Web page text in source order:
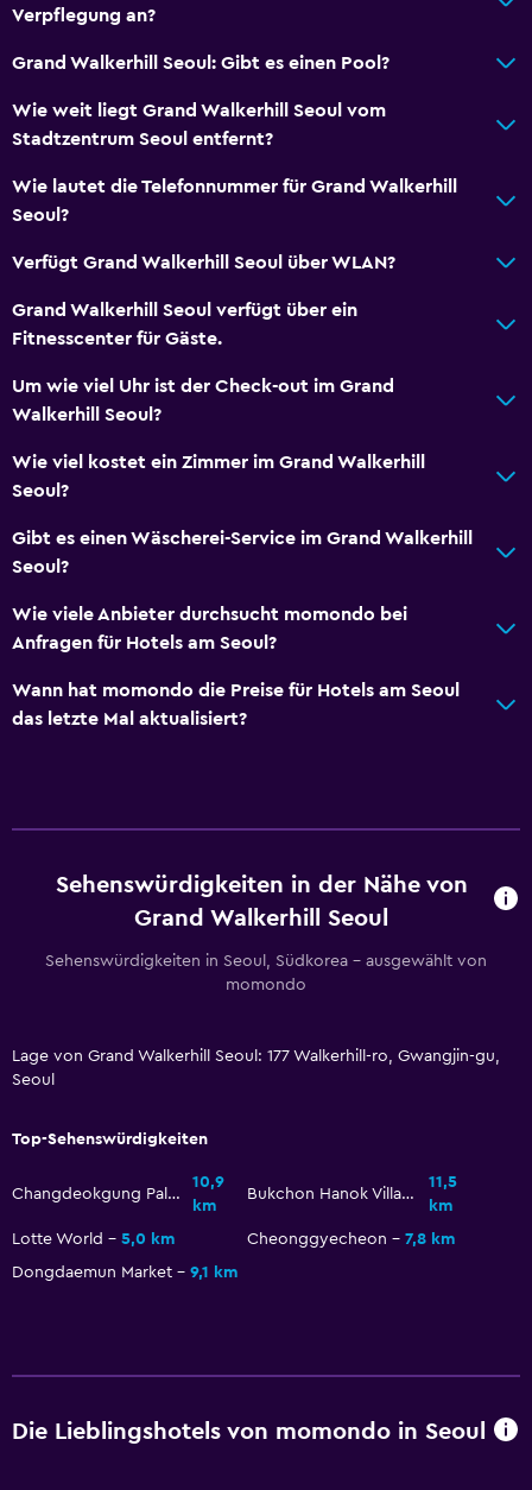
Eigenes Badezimmer
Wasserkocher
Restaurant
Wasserkocher
Kaffeestube
Allgemein
Zugang zur Executive-Lounge
Blick auf den Fluss
Familienzimmer
Hausschuhe
Sofa
Telefon
Blick auf die Berge
Parken und Transport
Shuttleservice (kostenlos)
EV-Ladestation
Flughafen-Shuttle (gegen Aufpreis)
Eigener Parkplatz
Pool und Spa
Whirlpool
Schwimmbad
Barrierefrei
Verpflegung an?
Grand Walkerhill Seoul: Gibt es einen Pool?
Wie weit liegt Grand Walkerhill Seoul vom
Stadtzentrum Seoul entfernt?
Wie lautet die Telefonnummer für Grand Walkerhill
Seoul?
Verfügt Grand Walkerhill Seoul über WLAN?
Grand Walkerhill Seoul verfügt über ein
Fitnesscenter für Gäste.
Um wie viel Uhr ist der Check-out im Grand
Walkerhill Seoul?
Wie viel kostet ein Zimmer im Grand Walkerhill
Seoul?
Gibt es einen Wäscherei-Service im Grand Walkerhill
Seoul?
Wie viele Anbieter durchsucht momondo bei
Anfragen für Hotels am Seoul?
Wann hat momondo die Preise für Hotels am Seoul
das letzte Mal aktualisiert?
Sehenswürdigkeiten in der Nähe von
Grand Walkerhill Seoul
Sehenswürdigkeiten in Seoul, Südkorea – ausgewählt von
momondo
Lage von Grand Walkerhill Seoul: 177 Walkerhill-ro, Gwangjin-gu,
Seoul
Top-Sehenswürdigkeiten
Changdeokgung Palace
10,9
km
Bukchon Hanok Village
11,5
km
Lotte World
5,0 km Cheonggyecheon
7,8 km
Dongdaemun Market
9,1 km
Die Lieblingshotels von momondo in Seoul